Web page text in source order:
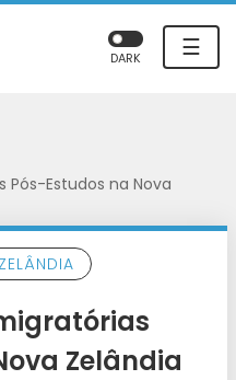
☰
DARK
Estudos na Nova
Zelândia